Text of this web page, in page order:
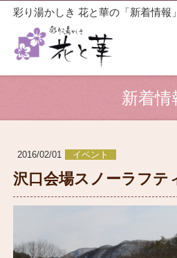
彩り湯かしき 花と華の「新着情報
新着情
2016/02/01 イベント
沢口会場スノーラフテ